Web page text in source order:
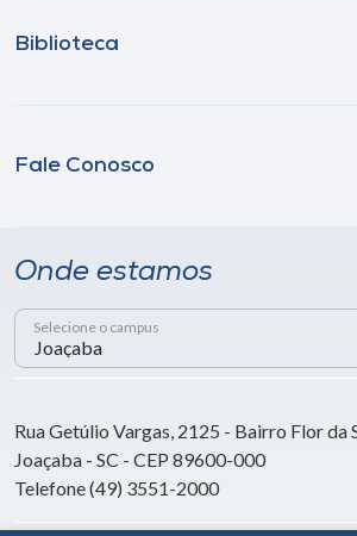
Biblioteca
Fale Conosco
Onde estamos
Selecione o campus
Rua Getúlio Vargas, 2125 - Bairro Flor da
Joaçaba - SC - CEP 89600-000
Telefone (49) 3551-2000